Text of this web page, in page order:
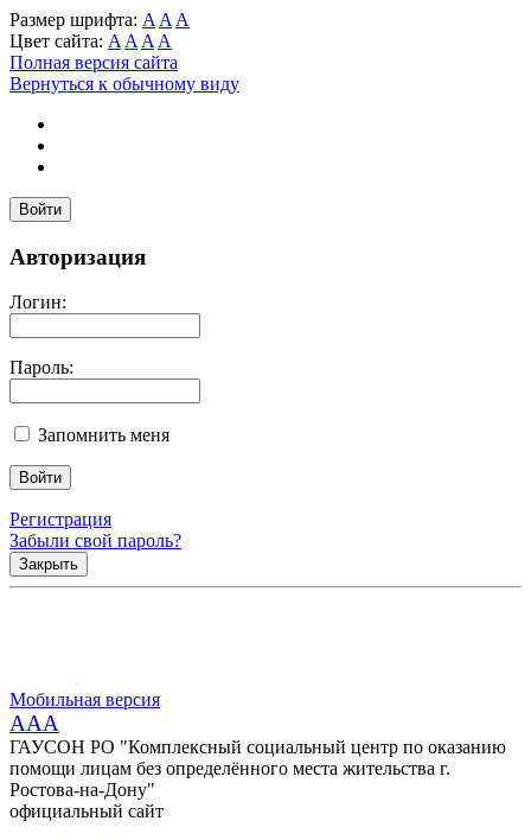
Размер шрифта: A A A
Цвет сайта: A A A A
Полная версия сайта
Вернуться к обычному виду
Войти
Авторизация
Логин:
Пароль:
Запомнить меня
Регистрация
Забыли свой пароль?
Закрыть
Мобильная версия
AAA
ГАУСОН РО "Комплексный социальный центр по оказанию
помощи лицам без определённого места жительства г.
Ростова-на-Дону"
официальный сайт